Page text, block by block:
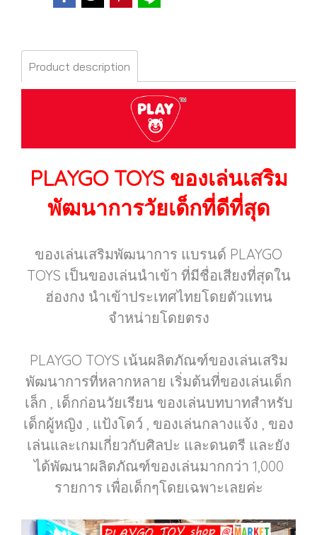
Product description
PLAYGO TOYSของเล่นเสริม
พัฒนาการวัยเด็กที่ดีที่สุด
ของเล่นเสริมพัฒนาการ แบรนด์ PLAYGO
TOYS เป็นของเล่นนำเข้า ที่มีชื่อเสียงที่สุดใน
ฮ่องกง นำเข้าประเทศไทยโดยตัวแทน
จำหน่ายโดยตรง
PLAYGO TOYS เน้นผลิตภัณฑ์ของเล่นเสริม
พัฒนาการที่หลากหลาย เริ่มต้นที่ของเล่นเด็ก
เล็ก , เด็กก่อนวัยเรียน ของเล่นบทบาทสำหรับ
เด็กผู้หญิง , แป้งโดว์ , ของเล่นกลางแจ้ง , ของ
เล่นและเกมเกี่ยวกับศิลปะ และดนตรี และยัง
ได้พัฒนาผลิตภัณฑ์ของเล่นมากกว่า 1,000
รายการ เพื่อเด็กๆโดยเฉพาะเลยค่ะ